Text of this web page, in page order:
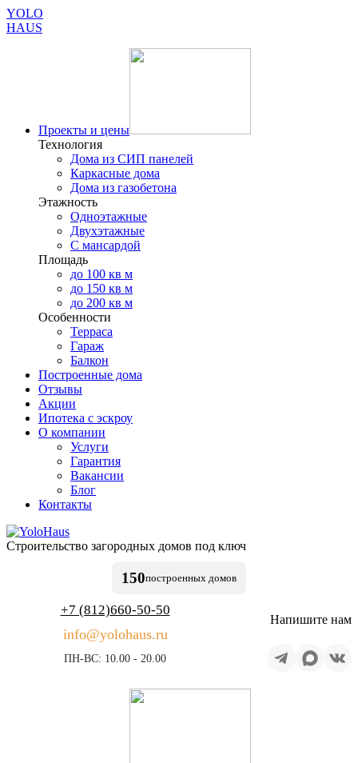
YOLO
HAUS
Проекты и цены
Технология
Дома из СИП панелей
Каркасные дома
Дома из газобетона
Этажность
Одноэтажные
Двухэтажные
С мансардой
Площадь
до 100 кв м
до 150 кв м
до 200 кв м
Особенности
Терраса
Гараж
Балкон
Построенные дома
Отзывы
Акции
Ипотека с эскроу
О компании
Услуги
Гарантия
Вакансии
Блог
Контакты
Строительство загородных домов под ключ
150построенных домов
+7 (812)660-50-50
info@yolohaus.ru
ПН-ВС: 10.00 - 20.00
Напишите нам